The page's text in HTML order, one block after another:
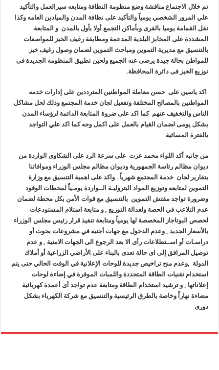
تم خلال الاجتماع مناقشة وضع منظومة النظافة ومتابعه سيرالعمل والتأكيد
علي المرور الشخصي يومياً والتأكيد على نظافة المدن والميادين العامه وكذا
نقل القمامة يوميا بالقرى وبأماكن التجمع أولا بأول بالمدن و المتابعة
المشددة على المخابز البلدية المدعمة ومطابقة رغيف الخبز للمواصفات
بالتنسيق مع مديرية التموين ومباحث التموين لضمان وصول رغيف خبز
للمواطن بحالة جيدة يرضى عنه الجميع ولحين تطبيق المنظومه الجديدة فى
توزيع الخبز فى دائرة المحافظة.
اكد ياسين على حسن معاملة المواطنين المترددين على إدارات خدمه
المواطنين بالمصالح المختلفة وتفعيل لجان خدمة المجتمع وذلك لحل مشاكل
الناس والتخفيف عنهم كما اكد على ضروة المتابعة الدائمة لرؤساء المدن
بشكل يومى لضمان القيام بالعمل على اكمل وجه كما اكد علي التواجد
بالفترة المسائية
من جانبه أكد اللواء محمد عزت على سرعة الرد على الشكاوى الواردة من
ديوان مظالم رئاسة الجمهورية وديوان مظالم مجلس الوزراء وموافاتنا
بتقارير لجان خدمة المجتمع شهرياً . واكد على اهمية التنسيق مع وزارة
التموين لمتابعه وتوزيع المواد البتروليـة الــواردة يومـياً لمحطات الوقود
وضرورة تواجد مفتش التموين بالتنسيق مع قوات الأمن بكل محطة لضمان
عدم التلاعب في الحصة ولعدالة التوزيع , و متابعة استلام المستودعات
لحصص البوتاجاز المخصصة لها يومياً ومتابعة تنفيذ قرار رئيس مجلس الوزراء
بالأسعار الجديد , وعدم الدخول مع جهات أجنيه في مشروعات بحوث أو
دراسـات أو اســتطلاعات رأى الا بعد الرجوع الى الجهات الامنية , و عدم
توصيل المرافق إلى اى حالة تعدى بالبناء على الأراضي الزراعية أو أملاك
الدولة ,وعدم منح تراخيص جديدة للوحات الإعلانية في الوقت الحالي حتى يتم
استخدام تقنيات الطاقة المتجددة واللمبات الموفرة في إضاءة لوحات
إعلاناتها , و ترشيد استخدام الطاقة ومتابعة عدم تواجد أى أعمدة كهربائية
مضاءة نهاراً وخاصة بالطرق الرئيسية والتنسيق مع شركة الكهرباء بشكل
دورى